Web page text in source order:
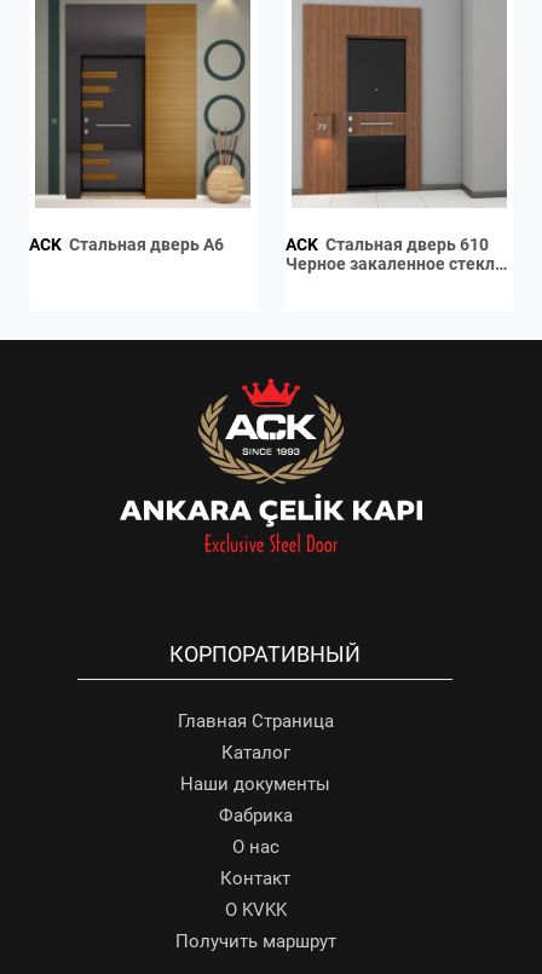
ACK Стальная дверь A6 ACK
Черное закаленное стекло
КОРПОРАТИВНЫЙ
Главная Страница
Каталог
Наши документы
Фабрика
О нас
Контакт
О KVKK
Получить маршрут